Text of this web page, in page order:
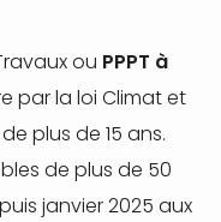
ou PPPT à
par la loi Climat et
plus de 15 ans.
de plus de 50
janvier 2025 aux